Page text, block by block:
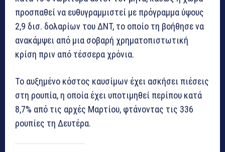
προσπαθεί να ευθυγραμμιστεί με πρόγραμμα ύψους
2,9 δισ. δολαρίων του ΔΝΤ, το οποίο τη βοήθησε να
ανακάμψει από μια σοβαρή χρηματοπιστωτική
κρίση πριν από τέσσερα χρόνια.
Το αυξημένο κόστος καυσίμων έχει ασκήσει πιέσεις
στη ρουπία, η οποία έχει υποτιμηθεί περίπου κατά
8,7% από τις αρχές Μαρτίου, φτάνοντας τις 336
ρουπίες τη Δευτέρα.